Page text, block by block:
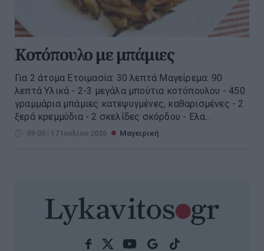
Κοτόπουλο με μπάμιες
Για 2 άτομα Ετοιμασία: 30 λεπτά Μαγείρεμα: 90
λεπτά Υλικά - 2-3 μεγάλα μπούτια κοτόπουλου - 450
γραμμάρια μπάμιες κατεψυγμένες, καθαρισμένες - 2
ξερά κρεμμύδια - 2 σκελίδες σκόρδου - Ελα...
09:00 | 17 Ιουλίου 2026 Μαγειρική